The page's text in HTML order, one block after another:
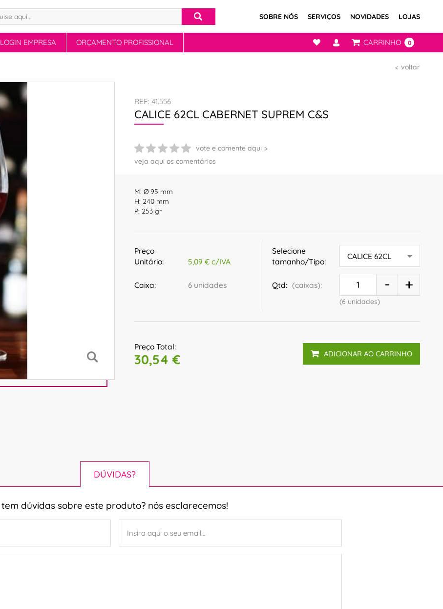
SOBRE NÓS SERVIÇOS NOVIDADES LOJAS
LOGIN EMPRESA ORÇAMENTO PROFISSIONAL CARRINHO 0
voltar
REF: 41.556
CALICE 62CL CABERNET SUPREM C&S
vote e comente aqui
veja aqui os comentários
M: Ø 95 mm
H: 240 mm
P: 253 gr
Preço
Unitário:
5,09 € c/IVA
Caixa: 6 unidades
Selecione
tamanho/Tipo:
Qtd: (caixas):
(6 unidades)
Preço Total:
30,54 € ADICIONAR AO CARRINHO
DÚVIDAS?
tem dúvidas sobre este produto? nós esclarecemos!